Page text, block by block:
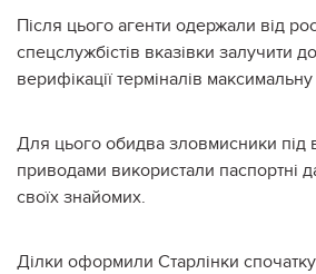
Після цього агенти одержали від
спецслужбістів вказівки залучити
верифікації терміналів
Для цього обидва зловмисники під
приводами використали паспортні
своїх знайомих.
Ділки оформили Старлінки